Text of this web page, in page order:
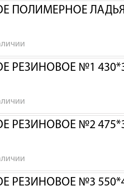
ПОЛИМЕРНОЕ
РЕЗИНОВОЕ №1
РЕЗИНОВОЕ №2
РЕЗИНОВОЕ №3